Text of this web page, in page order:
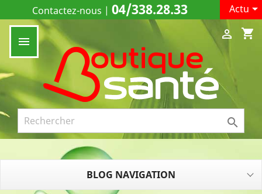
Contactez-nous | 04/338.28.33 Actu

shopping_cart


BLOG NAVIGATION